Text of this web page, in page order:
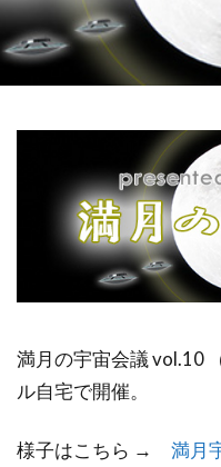
満月の宇宙会議 vol.10
ル自宅で開催。
様子はこちら → 満月
祓い
鎮魂
非二元